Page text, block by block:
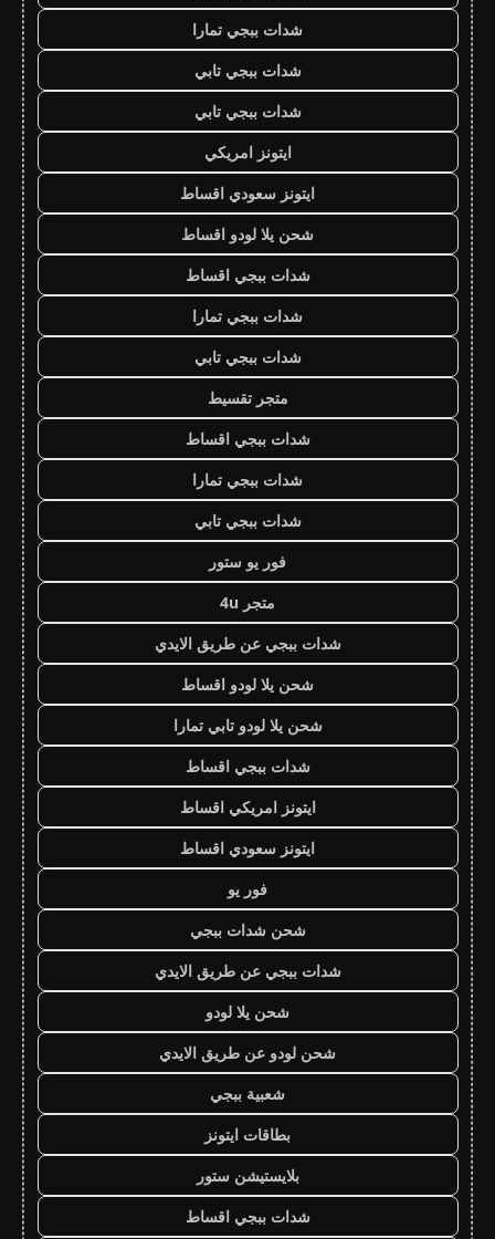
شدات ببجي تمارا
شدات ببجي تابي
شدات ببجي تابي
ايتونز امريكي
ايتونز سعودي اقساط
شحن يلا لودو اقساط
شدات ببجي اقساط
شدات ببجي تمارا
شدات ببجي تابي
متجر تقسيط
شدات ببجي اقساط
شدات ببجي تمارا
شدات ببجي تابي
فور يو ستور
متجر 4u
شدات ببجي عن طريق الايدي
شحن يلا لودو اقساط
شحن يلا لودو تابي تمارا
شدات ببجي اقساط
ايتونز امريكي اقساط
ايتونز سعودي اقساط
فور يو
شحن شدات ببجي
شدات ببجي عن طريق الايدي
شحن يلا لودو
شحن لودو عن طريق الايدي
شعبية ببجي
بطاقات ايتونز
بلايستيشن ستور
شدات ببجي اقساط